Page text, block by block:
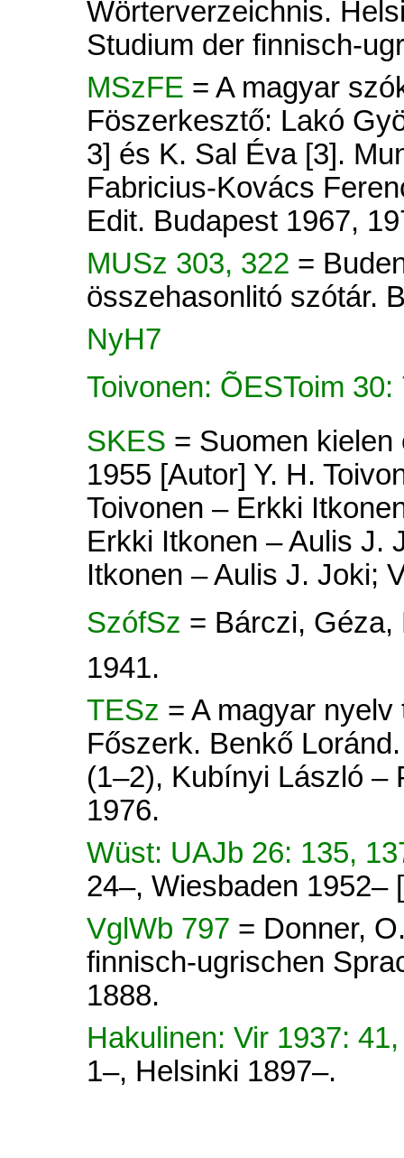
Wörterverzeichnis.
Studium der finnisch-
MSzFE = A magyar
Föszerkesztő: Lakó
3] és K. Sal Éva [3].
Fabricius-Kovács
Edit. Budapest 1967,
MUSz 303, 322 =
összehasonlitó szótár.
NyH7
Toivonen: ÕESToim 30:
SKES = Suomen
1955 [Autor] Y. H.
Toivonen – Erkki
Erkki Itkonen – Aulis J.
Itkonen – Aulis J. Joki;
SzófSz = Bárczi, Géza,
1941.
TESz = A magyar
Főszerk. Benkő
(1–2), Kubínyi László –
1976.
Wüst: UAJb 26: 135,
24–, Wiesbaden 1952–
VglWb 797 = Donner,
finnisch-ugrischen
1888.
Hakulinen: Vir 1937:
1–, Helsinki 1897–.